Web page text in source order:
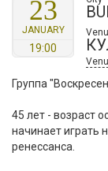
23
JANUARY
19:00
Группа
45 лет - возраст
начинает играть
ренессанса.